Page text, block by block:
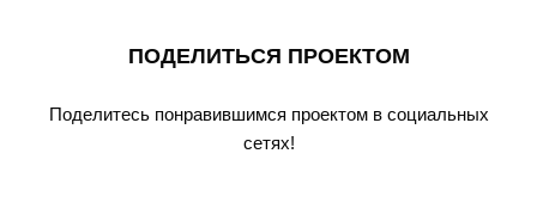
ПОДЕЛИТЬСЯ ПРОЕКТОМ
Поделитесь понравившимся проектом в социальных
сетях!